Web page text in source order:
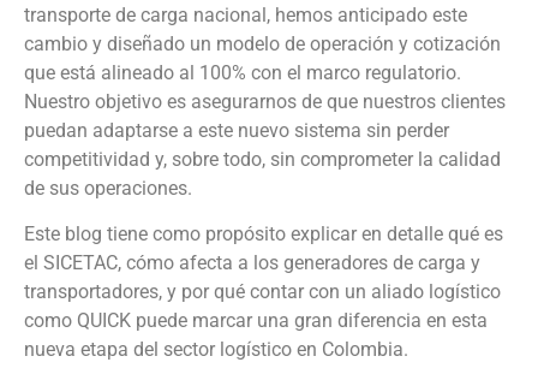
transporte de carga nacional, hemos anticipado este
cambio y diseñado un modelo de operación y cotización
que está alineado al 100% con el marco regulatorio.
Nuestro objetivo es asegurarnos de que nuestros clientes
puedan adaptarse a este nuevo sistema sin perder
competitividad y, sobre todo, sin comprometer la calidad
de sus operaciones.
Este blog tiene como propósito explicar en detalle qué es
el SICETAC, cómo afecta a los generadores de carga y
transportadores, y por qué contar con un aliado logístico
como QUICK puede marcar una gran diferencia en esta
nueva etapa del sector logístico en Colombia.